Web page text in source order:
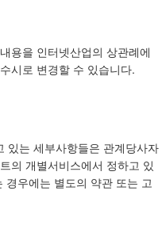
용을 인터넷산업의 상관례에
시로 변경할 수 있습니다.
있는 세부사항들은 관계당사자
의 개별서비스에서 정하고 있
경우에는 별도의 약관 또는 고